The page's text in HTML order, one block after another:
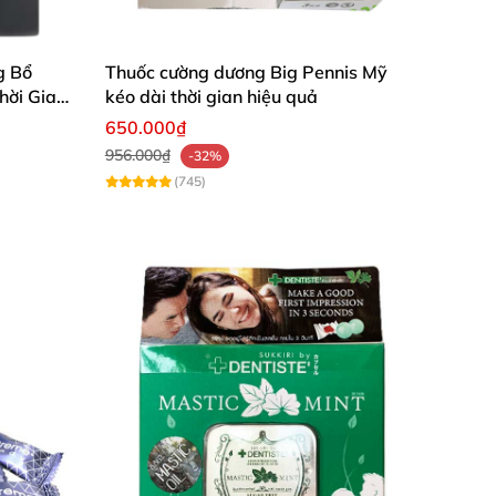
ngăn ngừa vi khuẩn tạo mùi gây nên mùi
và cảm thấy cơ thể mình sạch sẽ hơn khi
Bổ
Gian
Thuốc cường dương Big Pennis Mỹ
kéo dài thời gian hiệu quả
650.000₫
956.000₫
-32%
(745)